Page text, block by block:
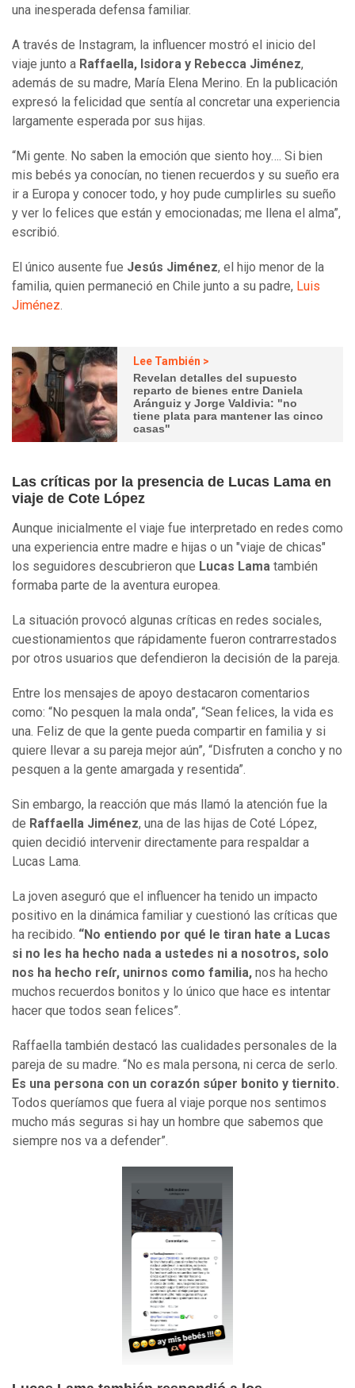
una inesperada defensa familiar.
A través de Instagram, la influencer mostró el inicio del
viaje junto a Raffaella, Isidora y Rebecca Jiménez,
además de su madre, María Elena Merino. En la publicación
expresó la felicidad que sentía al concretar una experiencia
largamente esperada por sus hijas.
“Mi gente. No saben la emoción que siento hoy…. Si bien
mis bebés ya conocían, no tienen recuerdos y su sueño era
ir a Europa y conocer todo, y hoy pude cumplirles su sueño
y ver lo felices que están y emocionadas; me llena el alma”,
escribió.
El único ausente fue Jesús Jiménez, el hijo menor de la
familia, quien permaneció en Chile junto a su padre, Luis
Jiménez.
Lee También >
Revelan detalles del supuesto
reparto de bienes entre Daniela
Aránguiz y Jorge Valdivia: "no
tiene plata para mantener las cinco
casas"
Las críticas por la presencia de Lucas Lama en
viaje de Cote López
Aunque inicialmente el viaje fue interpretado en redes como
una experiencia entre madre e hijas o un "viaje de chicas"
los seguidores descubrieron que Lucas Lama también
formaba parte de la aventura europea.
La situación provocó algunas críticas en redes sociales,
cuestionamientos que rápidamente fueron contrarrestados
por otros usuarios que defendieron la decisión de la pareja.
Entre los mensajes de apoyo destacaron comentarios
como: “No pesquen la mala onda”, “Sean felices, la vida es
una. Feliz de que la gente pueda compartir en familia y si
quiere llevar a su pareja mejor aún”, “Disfruten a concho y no
pesquen a la gente amargada y resentida”.
Sin embargo, la reacción que más llamó la atención fue la
de Raffaella Jiménez, una de las hijas de Coté López,
quien decidió intervenir directamente para respaldar a
Lucas Lama.
La joven aseguró que el influencer ha tenido un impacto
positivo en la dinámica familiar y cuestionó las críticas que
ha recibido. “No entiendo por qué le tiran hate a Lucas
si no les ha hecho nada a ustedes ni a nosotros, solo
nos ha hecho reír, unirnos como familia, nos ha hecho
muchos recuerdos bonitos y lo único que hace es intentar
hacer que todos sean felices”.
Raffaella también destacó las cualidades personales de la
pareja de su madre. “No es mala persona, ni cerca de serlo.
Es una persona con un corazón súper bonito y tiernito.
Todos queríamos que fuera al viaje porque nos sentimos
mucho más seguras si hay un hombre que sabemos que
siempre nos va a defender”.